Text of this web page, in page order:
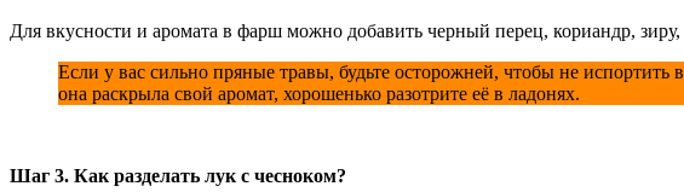
Для вкусности и аромата в фарш можно добавить черный перец, кориандр,
Если у вас сильно пряные травы, будьте осторожней, чтобы не
она раскрыла свой аромат, хорошенько разотрите её в ладонях.
Шаг 3. Как разделать лук с чесноком?